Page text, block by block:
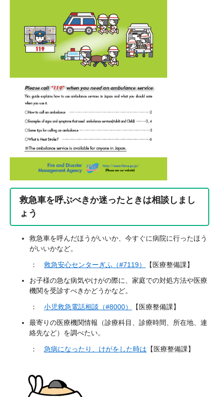
救急車を呼ぶべきか迷ったときは相談しまし
ょう
救急車を呼んだほうがいいか、今すぐに病院に行ったほう
がいいかなど。
： 救急安心センターぎふ（#7119）
【医療整備課】
お子様の急な病気やけがの際に、家庭での対処方法や医療
機関を受診すべきかどうかなど。
： 小児救急電話相談 （#8000）
【医療整備課】
最寄りの医療機関情報（診療科目、診療時間、所在地、連
絡先など）を調べたい。
： 急病になったり、けがをした時は 【医療整備課】